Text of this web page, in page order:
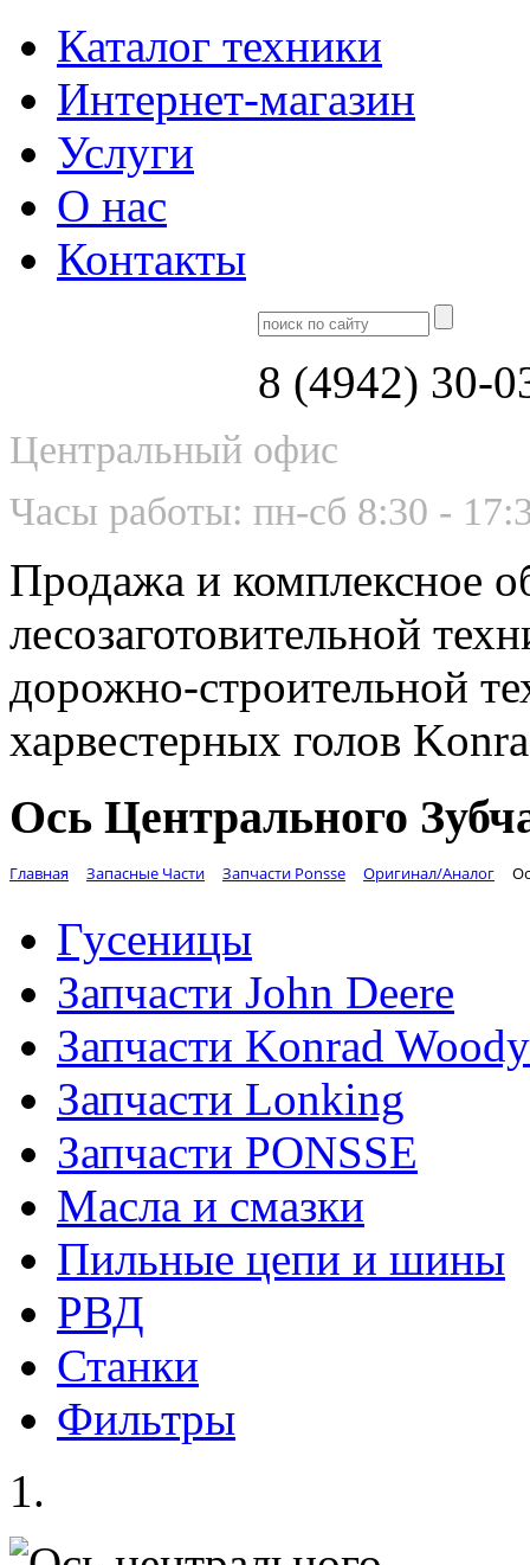
Каталог техники
Интернет-магазин
Услуги
О нас
Контакты
8 (4942) 30-
Центральный офис
Часы работы: пн-сб 8:30 -
Продажа и комплексное
лесозаготовительной
дорожно-строительной
харвестерных голов
Ось Центрального
Главная Запасные Части Запчасти Ponsse Оригинал/Аналог
Гусеницы
Запчасти John Deere
Запчасти Konrad Woody
Запчасти Lonking
Запчасти PONSSE
Масла и смазки
Пильные цепи и шины
РВД
Станки
Фильтры